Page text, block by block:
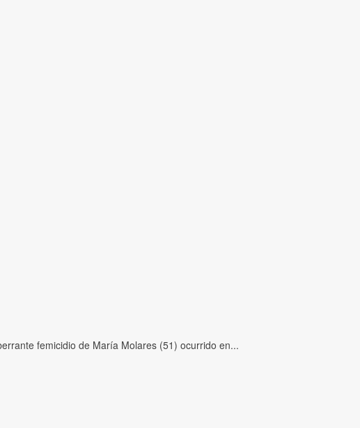
femicidio de María Molares (51) ocurrido en...